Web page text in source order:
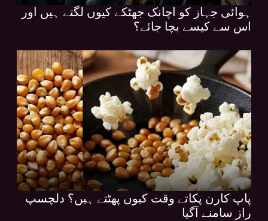
ہوائی جہاز کو اچانک جھٹکے کیوں لگتے ہیں اور
اس سے کیسے بچا جائے؟
پاپ کارن پکاتے وقت کیوں پھٹتے ہیں؟ دلچسپ
راز سامنے آگیا